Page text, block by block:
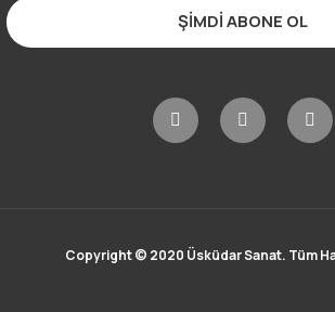
ŞİMDİ ABONE OL
Copyright © 2020 Üsküdar Sanat. Tüm